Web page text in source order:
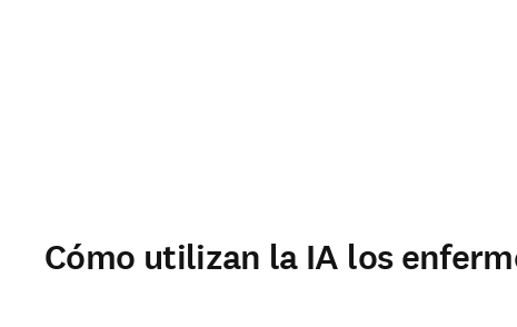
Cómo utilizan la IA los